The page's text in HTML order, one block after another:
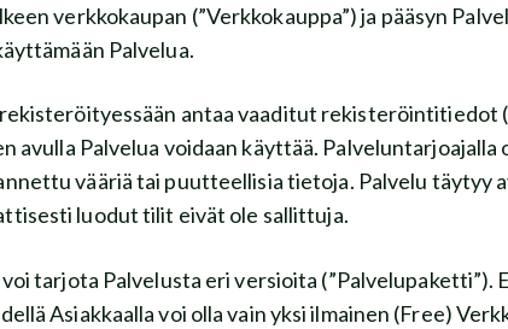
verkkokaupan (”Verkkokauppa”) ja pääsyn
Palvelua.
antaa vaaditut rekisteröintitiedot
avulla Palvelua voidaan käyttää. Palveluntarjoajalla
vääriä tai puutteellisia tietoja. Palvelu täytyy
luodut tilit eivät ole sallittuja.
tarjota Palvelusta eri versioita
Asiakkaalla voi olla vain yksi ilmainen (Free)